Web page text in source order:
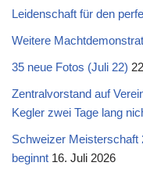
Leidenschaft für den
Weitere
35 neue Fotos (Juli 22)
Zentralvorstand auf
Kegler zwei Tage lang
Schweizer Meisterschaft
beginnt 16. Juli 2026